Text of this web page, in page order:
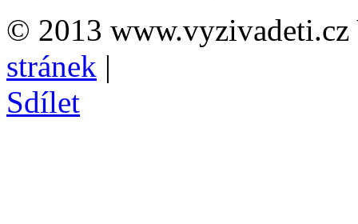
© 2013 www.vyzivadeti.cz
stránek |
Sdílet